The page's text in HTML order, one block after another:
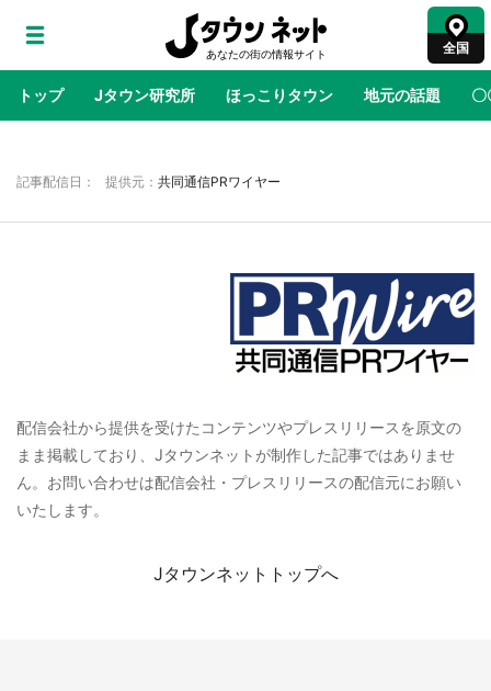
全国
トップ Jタウン研究所 ほっこりタウン 地元の話題 〇
急げ【8／8～31】
ラプラス・ダークネスが栃木県を征服！？ 県
公式プロモ動画で「聖地」が生産されてます
『薬屋のひとりごと』の〝舞〟の世界に入り込
む 六本木ヒルズ展望台でコラボ、本邦初公開
の「猫猫像」も【8／1～10／26】
メ『ハイキュー！！』×老舗「鐘崎」コラボで
限定グッズも【8／1～31】
記事配信日： 提供元： 共同通信PRワイヤー
配信会社から提供を受けたコンテンツやプレスリリースを原文の
まま掲載しており、Jタウンネットが制作した記事ではありませ
ん。お問い合わせは配信会社・プレスリリースの配信元にお願い
いたします。
Jタウンネットトップへ